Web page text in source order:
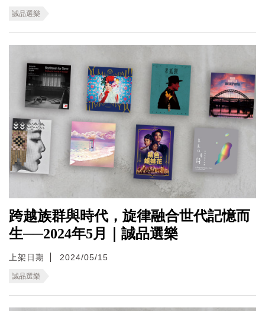
誠品選樂
跨越族群與時代，旋律融合世代記憶而
生──2024年5月｜誠品選樂
上架日期 2024/05/15
誠品選樂